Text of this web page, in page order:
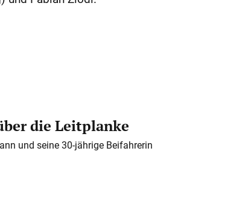
die Leitplanke
und seine 30-jährige Beifahrerin